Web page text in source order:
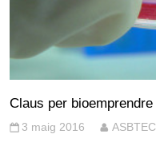
Claus per bioemprendre
3 maig 2016 ASBTEC